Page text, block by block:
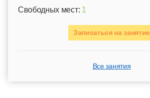
Свободных мест: 1
Записаться на занятие
Все занятия